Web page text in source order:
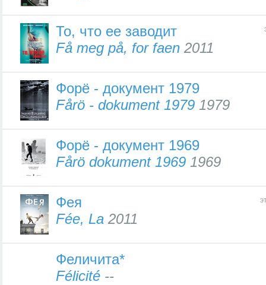
То, что ее заводит
Få meg på, for faen 2011
Форё - документ 1979
Fårö - dokument 1979 1979
Форё - документ 1969
Fårö dokument 1969 1969
Фея
Fée, La 2011
Феличита*
Félicité --